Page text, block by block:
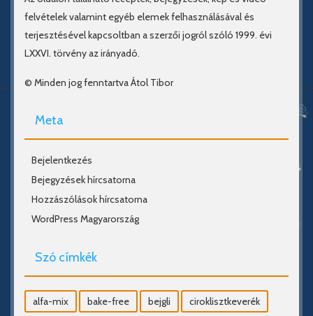
felvételek valamint egyéb elemek felhasználásával és
terjesztésével kapcsoltban a szerzői jogról szóló 1999. évi
LXXVI. törvény az irányadó.
© Minden jog fenntartva Átol Tibor
Meta
Bejelentkezés
Bejegyzések hírcsatorna
Hozzászólások hírcsatorna
WordPress Magyarország
Szó címkék
alfa-mix bake-free bejgli ciroklisztkeverék